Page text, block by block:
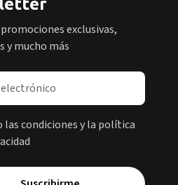
exclusivas,
y mucho más
correo electrónico
las condiciones y la política